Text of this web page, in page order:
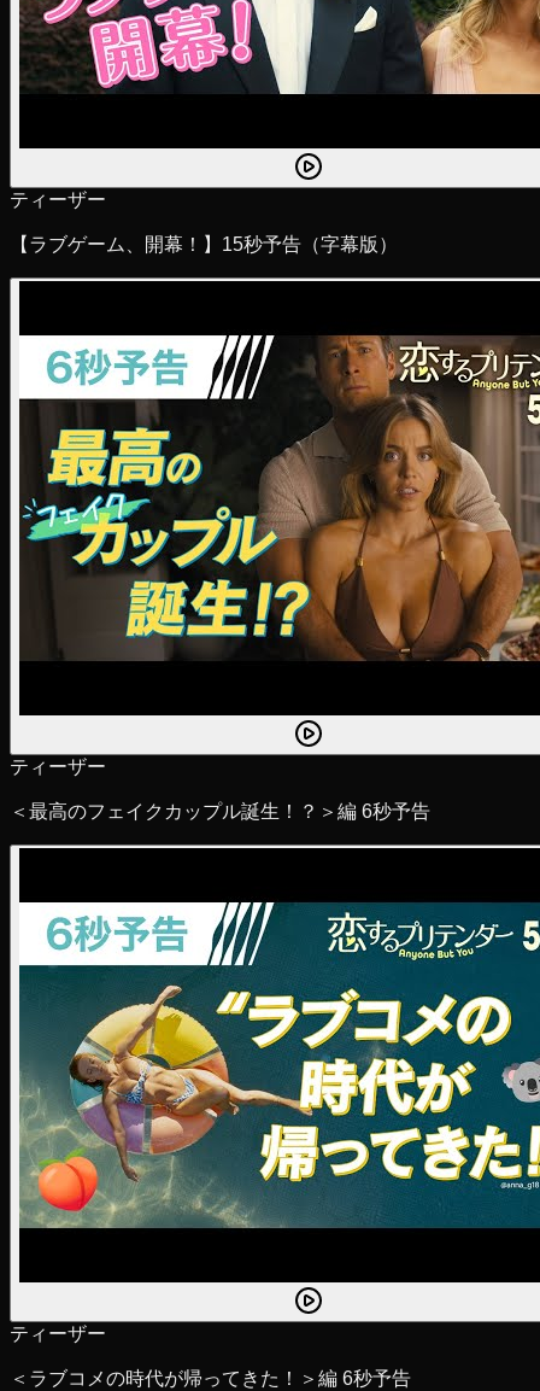
ティーザー
【ラブゲーム、開幕！】15秒予告（字幕版）
ティーザー
＜最高のフェイクカップル誕生！？＞編 6秒予告
ティーザー
＜ラブコメの時代が帰ってきた！＞編 6秒予告